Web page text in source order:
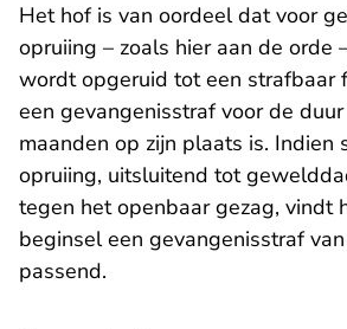
Het hof is van oordeel dat voor
opruiing – zoals hier aan de orde
wordt opgeruid tot een strafbaar
een gevangenisstraf voor de
maanden op zijn plaats is. Indien
opruiing, uitsluitend tot
tegen het openbaar gezag, vindt
beginsel een gevangenisstraf
passend.